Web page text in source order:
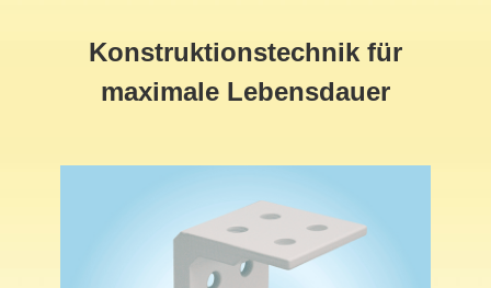
Konstruktionstechnik für
maximale Lebensdauer